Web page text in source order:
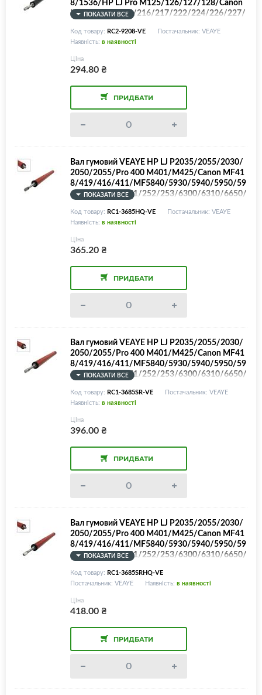
MF211/212/215/216/217/222/224/226/227/
229/231/232/237/244/247/249/Canon MF30
10/3014/LBP6000/6018/6020/6200/LPR-P11
02/RC2-9208/FM1-F647, БЕЗ коробки
ПОКАЗАТИ ВСЕ
Код товару: RC2-9208-VE
Постачальник: VEAYE
Наявність: в наявності
Ціна
294.80₴
ПРИДБАТИ
Вал гумовий VEAYE HP LJ P2035/2055/2030/
2050/2055/Pro 400 M401/M425/Canon MF41
8/419/416/411/MF5840/5930/5940/5950/59
60/5980/LBP-251/252/253/6300/6310/6650/
6653/6654/6670/6680/iR1033/1133/LPR-P20
35/LPR-M401/RC1-3685, Покращена якість!
ПОКАЗАТИ ВСЕ
Код товару: RC1-3685HQ-VE
Постачальник: VEAYE
Наявність: в наявності
Ціна
365.20₴
ПРИДБАТИ
Вал гумовий VEAYE HP LJ P2035/2055/2030/
2050/2055/Pro 400 M401/M425/Canon MF41
8/419/416/411/MF5840/5930/5940/5950/59
60/5980/LBP-251/252/253/6300/6310/6650/
6653/6654/6670/6680/iR1033/1133/LPR-P20
35SR/LPR-M401/RC1-3685, SPONGE ROLLER!
ПОКАЗАТИ ВСЕ
Код товару: RC1-3685SR-VE
Постачальник: VEAYE
Наявність: в наявності
Ціна
396.00₴
ПРИДБАТИ
Вал гумовий VEAYE HP LJ P2035/2055/2030/
2050/2055/Pro 400 M401/M425/Canon MF41
8/419/416/411/MF5840/5930/5940/5950/59
60/5980/LBP-251/252/253/6300/6310/6650/
6653/6654/6670/6680/iR1033/1133/LPR-P20
35SR/LPR-M401/RC1-3685, SPONGE ROLLER!
Покращена якість!
ПОКАЗАТИ ВСЕ
Код товару: RC1-3685SRHQ-VE
Постачальник: VEAYE
Наявність: в наявності
Ціна
418.00₴
ПРИДБАТИ